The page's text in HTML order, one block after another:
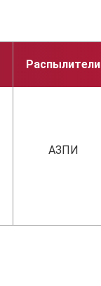
Распылители
АЗПИ